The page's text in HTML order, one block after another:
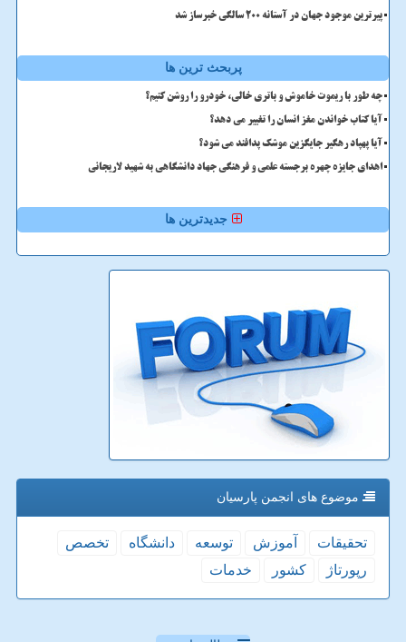
پیرترین موجود جهان در آستانه ۲۰۰ سالگی خبرساز شد
پربحث ترین ها
چه طور با ریموت خاموش و باتری خالی، خودرو را روشن کنیم؟
آیا کتاب خواندن مغز انسان را تغییر می دهد؟
آیا پهپاد رهگیر جایگزین موشک پدافند می شود؟
اهدای جایزه چهره برجسته علمی و فرهنگی جهاد دانشگاهی به شهید لاریجانی
جدیدترین ها
موضوع های انجمن پارسیان
تحقیقات آموزش توسعه دانشگاه
تخصص
رپورتاژ
كشور خدمات